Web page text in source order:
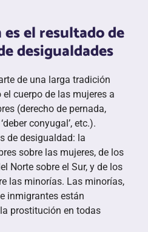
el resultado de
desigualdades
de una larga tradición
cuerpo de las mujeres a
(derecho de pernada,
conyugal’, etc.).
de desigualdad: la
sobre las mujeres, de los
Norte sobre el Sur, y de los
las minorías. Las minorías,
inmigrantes están
prostitución en todas